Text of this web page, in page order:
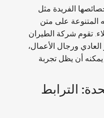
الفريدة مثل
المتنوعة على متن
تقوم شركة الطيران
ورجال الأعمال،
أن يظل تجربة
الترابط